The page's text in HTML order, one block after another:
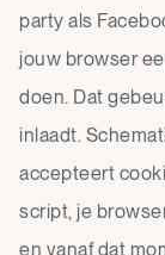
party als
jouw browser
doen. Dat
inlaadt.
accepteert
script, je
en vanaf dat